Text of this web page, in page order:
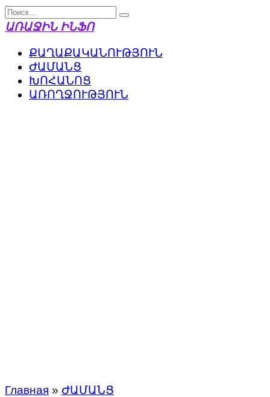
Перейти
к
Search
for:
ԱՌԱՋԻՆ ԻՆՖՈ
ՔԱՂԱՔԱԿԱՆՈՒԹՅՈՒՆ
ԺԱՄԱՆՑ
ԽՈՀԱՆՈՑ
ԱՌՈՂՋՈՒԹՅՈՒՆ
Главная » ԺԱՄԱՆՑ